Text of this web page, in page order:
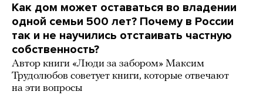
Как дом может оставаться во владении
одной семьи 500 лет? Почему в России
так и не научились отстаивать частную
собственность?
Автор книги «Люди за забором» Максим
Трудолюбов советует книги, которые отвечают
на эти вопросы